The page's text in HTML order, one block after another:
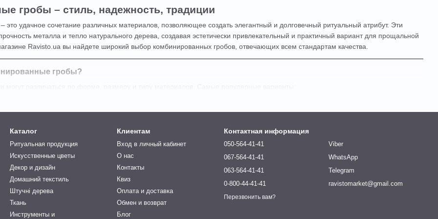
гробы – стиль, надежность, традиции
это удачное сочетание различных материалов, позволяющее создать элегантный и долговечный ритуальный атрибут. Эти
металла и тепло натурального дерева, создавая эстетически привлекательный и практичный вариант для прощальной
Ravisto.ua вы найдете широкий выбор комбинированных гробов, отвечающих всем стандартам качества.
гробы?
– усиливают прочность конструкции.
и позолотой– подходят для торжественных церемоний.
– обеспечивает естественный вид и прочность.
– делает гроб более долговечным.
атлас) – придает роскошный вид.
Каталог
Ритуальная продукция
Искусственные цветы
Декор и дизайн
Домашний текстиль
Штучні дерева
Ткань
Инструменты и
Клиентам
Вход в личный кабинет
О нас
Контакты
Квиз
Оплата и доставка
Обмен и возврат
Блог
Контактная информация
050-564-41-41
067-564-41-41
063-564-41-41
0-800-44-41-41
Перезвонить вам?
Viber
WhatsApp
Telegram
ravistomarket@gmail.com